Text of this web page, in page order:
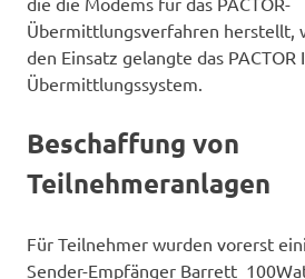
Übermittlungsverfahren herstellt,
den Einsatz gelangte das PACTOR
Übermittlungssystem.
Beschaffung von
Teilnehmeranlagen
Für Teilnehmer wurden vorerst
Sender-Empfänger Barrett